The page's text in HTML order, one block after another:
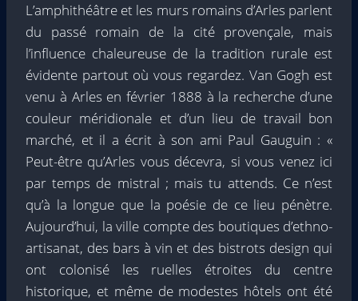
L’amphithéâtre et les murs romains d’Arles parlent
du passé romain de la cité provençale, mais
l’influence chaleureuse de la tradition rurale est
évidente partout où vous regardez. Van Gogh est
venu à Arles en février 1888 à la recherche d’une
couleur méridionale et d’un lieu de travail bon
marché, et il a écrit à son ami Paul Gauguin : «
Peut-être qu’Arles vous décevra, si vous venez ici
par temps de mistral ; mais tu attends. Ce n’est
qu’à la longue que la poésie de ce lieu pénètre.
Aujourd’hui, la ville compte des boutiques d’ethno-
artisanat, des bars à vin et des bistrots design qui
ont colonisé les ruelles étroites du centre
historique, et même de modestes hôtels ont été